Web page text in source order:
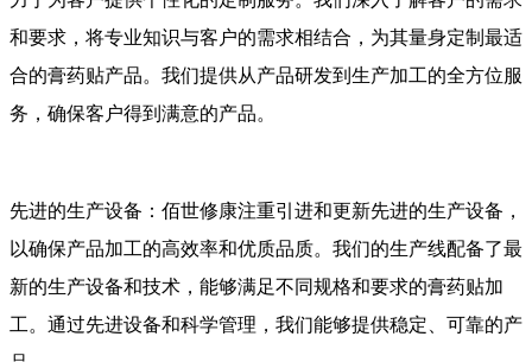
和要求，将专业知识与客户的需求相结合，为其量身定制最适
合的膏药贴产品。我们提供从产品研发到生产加工的全方位服
务，确保客户得到满意的产品。
先进的生产设备：佰世修康注重引进和更新先进的生产设备，
以确保产品加工的高效率和优质品质。我们的生产线配备了最
新的生产设备和技术，能够满足不同规格和要求的膏药贴加
工。通过先进设备和科学管理，我们能够提供稳定、可靠的产